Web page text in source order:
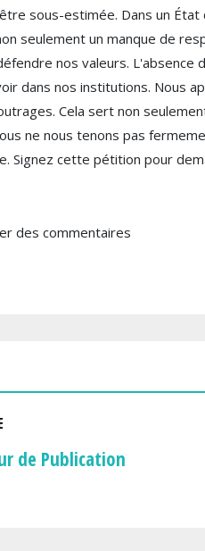
sous-estimée. Dans un
seulement un manque de
nos valeurs. L'absence
dans nos institutions. Nous
Cela sert non
ne nous tenons pas
Signez cette pétition pour
des commentaires
de Publication